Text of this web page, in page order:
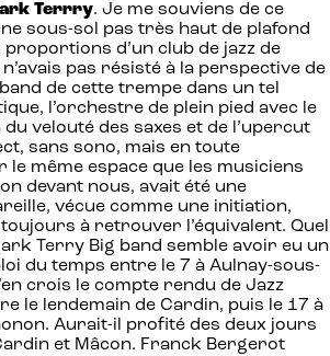
Terrry. Je me souviens de ce
sous-sol pas très haut de plafond
d’un club de jazz de
pas résisté à la perspective de
de cette trempe dans un tel
l’orchestre de plein pied avec le
velouté des saxes et de l’upercut
sans sono, mais en toute
même espace que les musiciens
devant nous, avait été une
vécue comme une initiation,
à retrouver l’équivalent. Quel
Terry Big band semble avoir eu un
du temps entre le 7 à Aulnay-sous-
crois le compte rendu de Jazz
le lendemain de Cardin, puis le 17 à
Aurait-il profité des deux jours
et Mâcon. Franck Bergerot